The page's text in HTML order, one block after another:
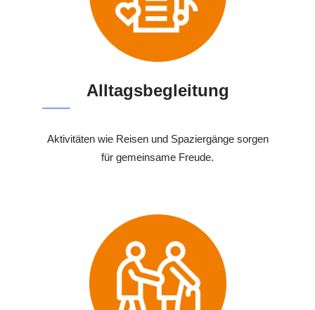
Alltagsbegleitung
Aktivitäten wie Reisen und Spaziergänge sorgen
für gemeinsame Freude.